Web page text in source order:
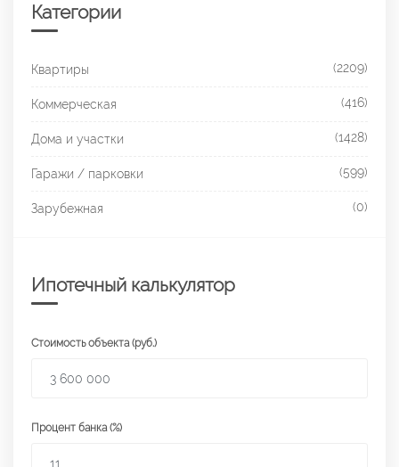
Категории
Квартиры (2209)
Коммерческая (416)
Дома и участки (1428)
Гаражи / парковки (599)
Зарубежная (0)
Ипотечный калькулятор
Стоимость объекта (руб.)
Процент банка (%)